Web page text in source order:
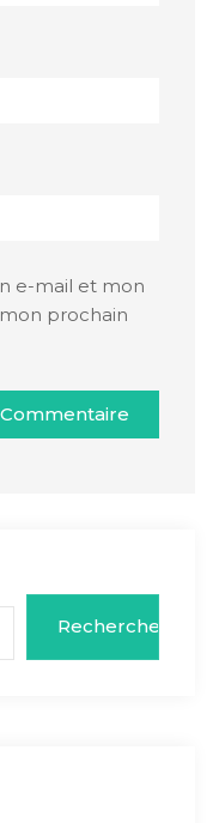
e-mail et mon
prochain
Rechercher